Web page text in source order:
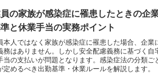
の家族が感染症に罹患したときの企
と休業手当の実務ポイント
本人ではなく家族が感染症に罹患した場合、企業
務はありません。しかし安全配慮義務に基づく自
当の支払いが問題となります。感染症法の分類ご
定めるべき出勤基準・休業ルールを解説します。